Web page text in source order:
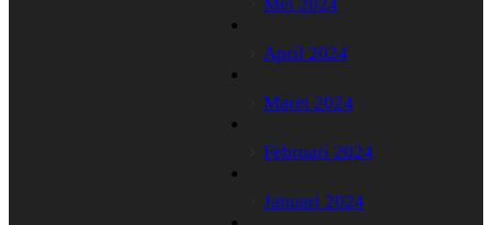
April 2024
Maret 2024
Februari 2024
Januari 2024